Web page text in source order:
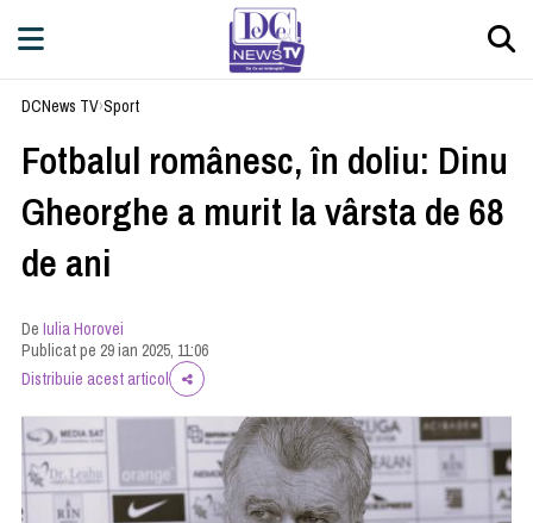
DCNews TV›Sport
Fotbalul românesc, în doliu: Dinu
Gheorghe a murit la vârsta de 68
de ani
DeIulia Horovei
Publicat pe 29 ian 2025, 11:06
Distribuie acest articol